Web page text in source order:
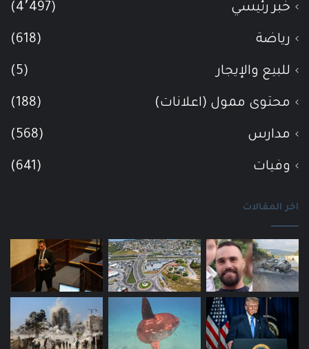
خبر رئيسي (4٬497)
رياضة (618)
للبيع والإيجار (5)
محتوى ممول (اعلانات) (188)
مدارس (568)
وفيات (641)
اخر المقالات